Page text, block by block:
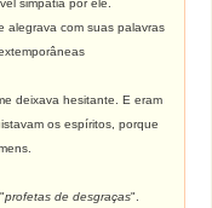
simpatia por ele.
alegrava com suas palavras
deixava hesitante. E eram
os espíritos, porque
profetas de desgraças".